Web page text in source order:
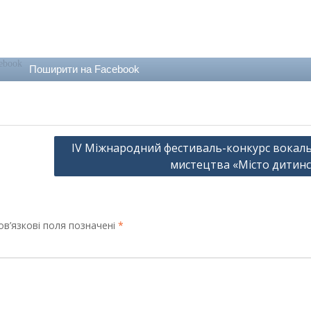
Поширити на Facebook
ІV Міжнародний фестиваль-конкурс
мистецтва «Місто
поля позначені *